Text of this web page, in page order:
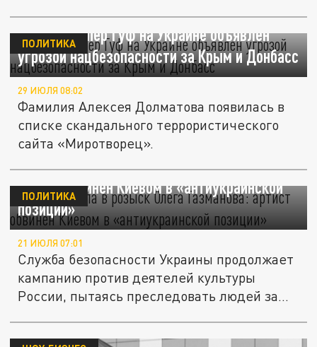
Русский рэпер Гуф на Украине объявлен
угрозой нацбезопасности за Крым и Донбасс
ПОЛИТИКА
29 ИЮЛЯ 08:02
Фамилия Алексея Долматова появилась в
списке скандального террористического
сайта «Миротворец».
СБУ объявила в розыск Олега Газманова:
артист обвинен Киевом в «антиукраинской
позиции»
ПОЛИТИКА
21 ИЮЛЯ 07:01
Служба безопасности Украины продолжает
кампанию против деятелей культуры
России, пытаясь преследовать людей за...